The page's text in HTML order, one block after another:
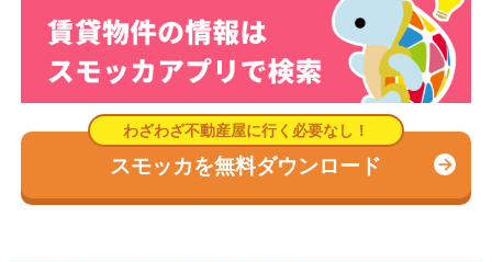
スモッカを無料ダウンロード